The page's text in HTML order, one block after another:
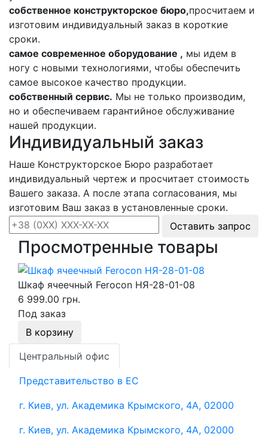
собственное конструкторское бюро,просчитаем и
изготовим индивидуальный заказ в короткие
сроки.
самое современное оборудование , мы идем в
ногу с новыми технологиями, чтобы обеспечить
самое высокое качество продукции.
собственный сервис. Мы не только производим,
но и обеспечиваем гарантийное обслуживание
нашей продукции.
Индивидуальный заказ
Наше Конструкторское Бюро разработает
индивидуальный чертеж и просчитает стоимость
Вашего заказа. А после этапа согласования, мы
изготовим Ваш заказ в установленные сроки.
Оставить запрос
Просмотренные товары
Шкаф ячеечный Ferocon НЯ-28-01-08
6 999.00 грн.
Под заказ
В корзину
Центральный офис
Представительство в ЕС
г. Киев, ул. Академика Крымского, 4А, 02000
г. Киев, ул. Академика Крымского, 4А, 02000